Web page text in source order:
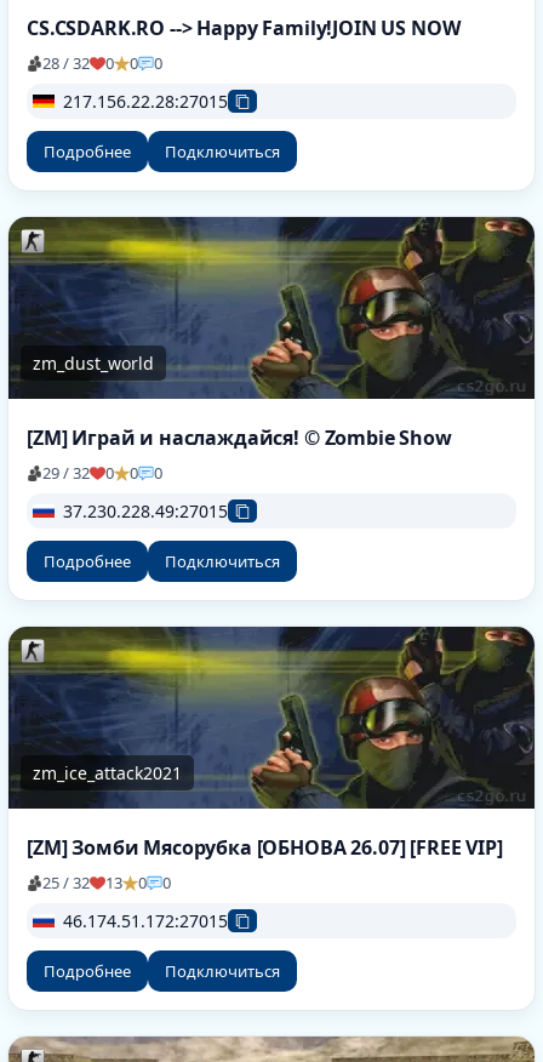
CS.CSDARK.RO --> Happy Family!JOIN US NOW
28 / 32 0 0 0
217.156.22.28:27015
Подробнее Подключиться
zm_dust_world
[ZM] Играй и наслаждайся! © Zombie Show
29 / 32 0 0 0
37.230.228.49:27015
Подробнее Подключиться
zm_ice_attack2021
[ZM] Зомби Мясорубка [ОБНОВА 26.07] [FREE VIP]
25 / 32 13 0 0
46.174.51.172:27015
Подробнее Подключиться